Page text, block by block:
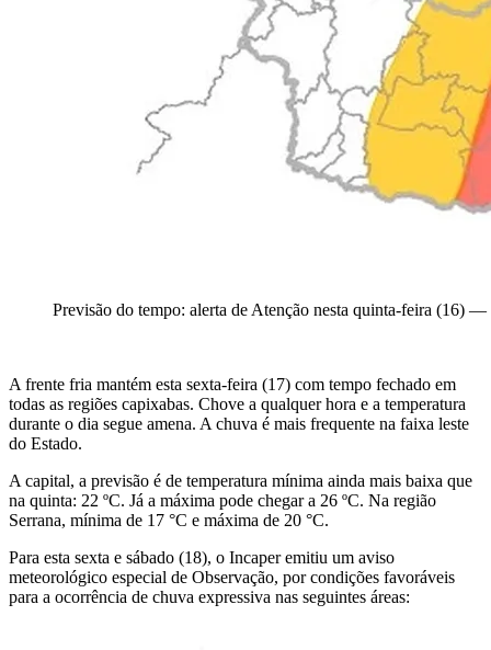
Previsão do tempo: alerta de Atenção nesta quinta-feira (16)
A frente fria mantém esta sexta-feira (17) com tempo fechado em
todas as regiões capixabas. Chove a qualquer hora e a temperatura
durante o dia segue amena. A chuva é mais frequente na faixa leste
do Estado.
A capital, a previsão é de temperatura mínima ainda mais baixa que
na quinta: 22 ºC. Já a máxima pode chegar a 26 ºC. Na região
Serrana, mínima de 17 °C e máxima de 20 °C.
Para esta sexta e sábado (18), o Incaper emitiu um aviso
meteorológico especial de Observação, por condições favoráveis
para a ocorrência de chuva expressiva nas seguintes áreas: